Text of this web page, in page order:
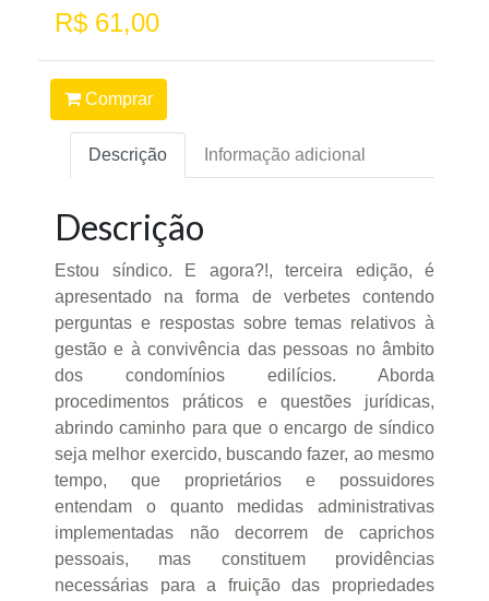
R$ 61,00
Comprar
Descrição Informação adicional
Descrição
Estou síndico. E agora?!, terceira edição, é
apresentado na forma de verbetes contendo
perguntas e respostas sobre temas relativos à
gestão e à convivência das pessoas no âmbito
dos condomínios edilícios. Aborda
procedimentos práticos e questões jurídicas,
abrindo caminho para que o encargo de síndico
seja melhor exercido, buscando fazer, ao mesmo
tempo, que proprietários e possuidores
entendam o quanto medidas administrativas
implementadas não decorrem de caprichos
pessoais, mas constituem providências
necessárias para a fruição das propriedades